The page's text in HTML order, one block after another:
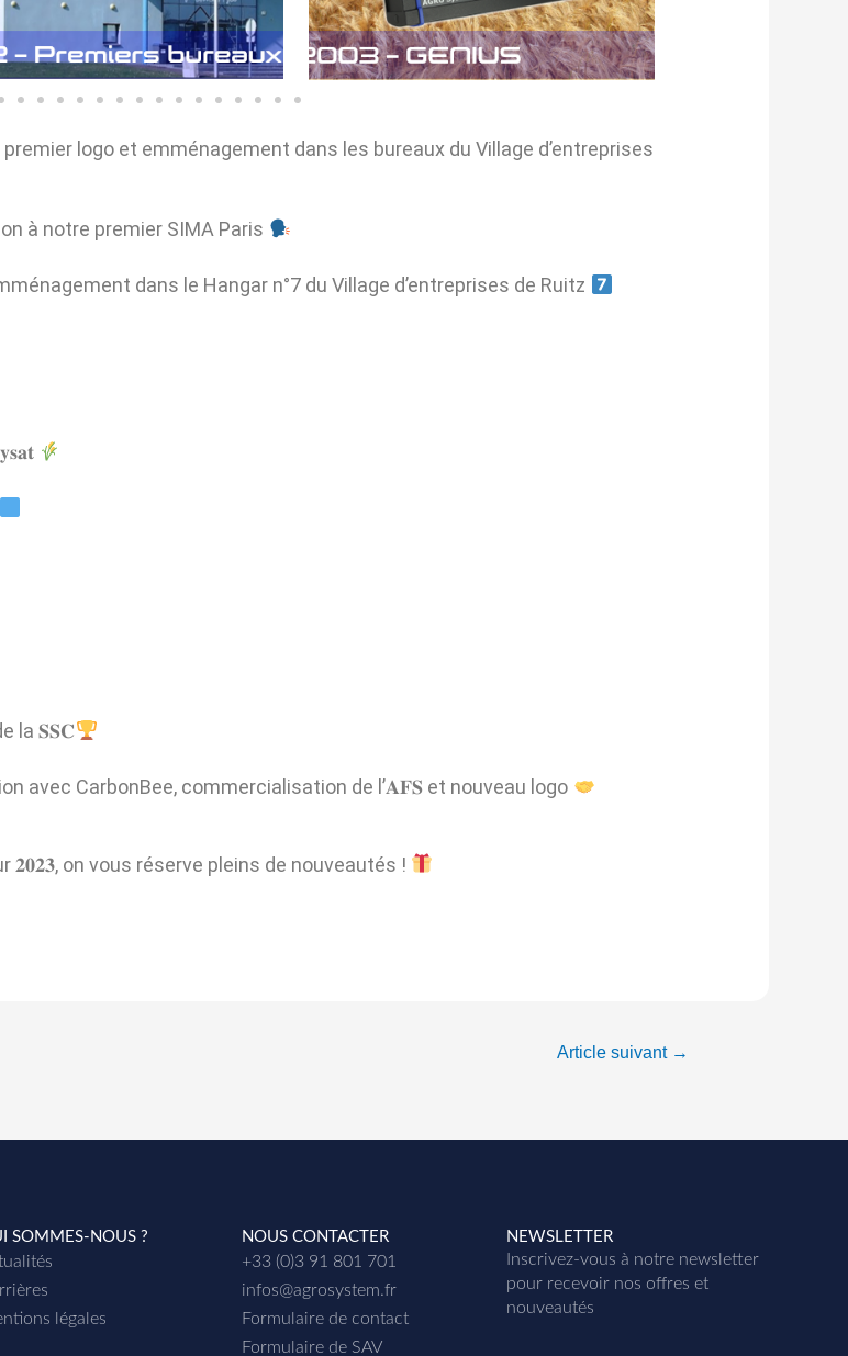
logo et emménagement dans les bureaux du Village d’entreprises
à notre premier SIMA Paris
dans le Hangar n°7 du Village d’entreprises de Ruitz
la 𝐒𝐒𝐂
avec CarbonBee, commercialisation de l’𝐀𝐅𝐒 et nouveau logo
𝟐𝟎𝟐𝟑, on vous réserve pleins de nouveautés !
Article suivant →
SOMMES-NOUS ?
légales
NOUS CONTACTER
+33 (0)3 91 801 701
infos@agrosystem.fr
Formulaire de contact
Formulaire de SAV
NEWSLETTER
Inscrivez-vous à notre newsletter
pour recevoir nos offres et
nouveautés